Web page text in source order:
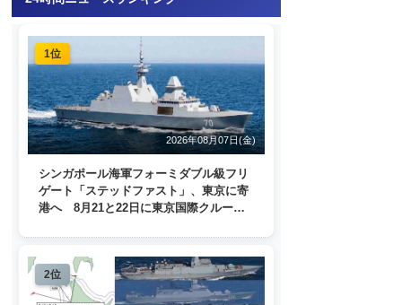
1位
2026年08月07日(金)
シンガポール海軍フォーミダブル級フリ
ゲート「ステッドファスト」、東京に寄
港へ 8月21と22日に東京国際クルーズ
2位